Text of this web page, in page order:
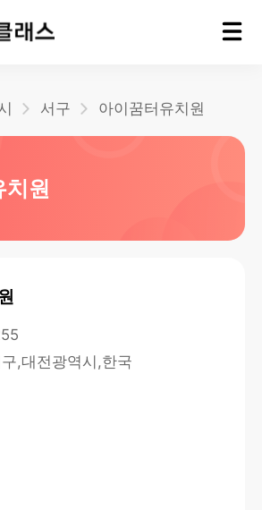
서구 아이꿈터유치원
치원
,대전광역시,한국